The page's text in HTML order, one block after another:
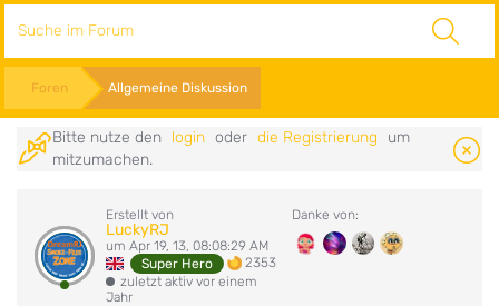
Foren Allgemeine Diskussion
Bitte nutze den login oder die Registrierung
um
mitzumachen.
Erstellt von
LuckyRJ
um Apr 19, 13, 08:08:29 AM
Super Hero
2353
zuletzt aktiv vor einem
Jahr
Danke von: